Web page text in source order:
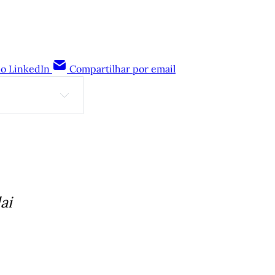
LinkedIn Compartilhar por email
Ferreira